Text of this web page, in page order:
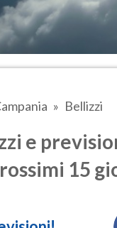
Bellizzi
e
15